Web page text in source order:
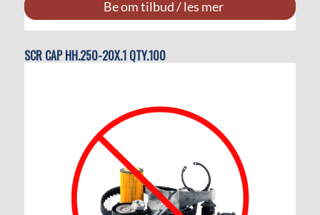
Be om tilbud / les mer
SCR CAP HH.250-20X.1 QTY.100